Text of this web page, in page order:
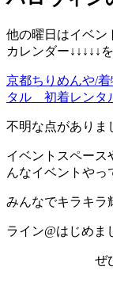
他の曜日はイベン
カレンダー↓↓↓↓↓
京都ちりめんや/
タル 初着レンタ
不明な点がありま
イベントスペース
んなイベントやっ
みんなでキラキラ
ライン@はじめま
ぜ